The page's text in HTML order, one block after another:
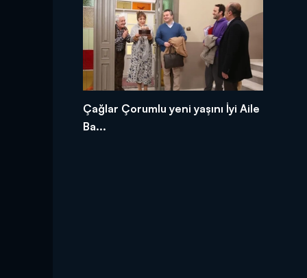
Çağlar Çorumlu yeni yaşını İyi Aile
Ba...